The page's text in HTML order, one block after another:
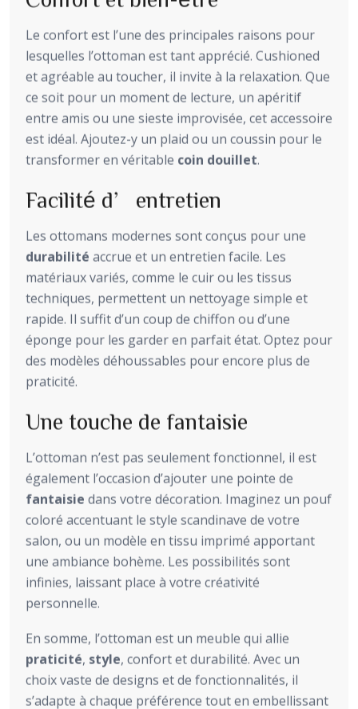
Le confort est l’une des principales raisons pour
lesquelles l’ottoman est tant apprécié. Cushioned
et agréable au toucher, il invite à la relaxation. Que
ce soit pour un moment de lecture, un apéritif
entre amis ou une sieste improvisée, cet accessoire
est idéal. Ajoutez-y un plaid ou un coussin pour le
transformer en véritable coin douillet.
Facilité d’entretien
Les ottomans modernes sont conçus pour une
durabilité accrue et un entretien facile. Les
matériaux variés, comme le cuir ou les tissus
techniques, permettent un nettoyage simple et
rapide. Il suffit d’un coup de chiffon ou d’une
éponge pour les garder en parfait état. Optez pour
des modèles déhoussables pour encore plus de
praticité.
Une touche de fantaisie
L’ottoman n’est pas seulement fonctionnel, il est
également l’occasion d’ajouter une pointe de
fantaisie dans votre décoration. Imaginez un pouf
coloré accentuant le style scandinave de votre
salon, ou un modèle en tissu imprimé apportant
une ambiance bohème. Les possibilités sont
infinies, laissant place à votre créativité
personnelle.
En somme, l’ottoman est un meuble qui allie
praticité, style, confort et durabilité. Avec un
choix vaste de designs et de fonctionnalités, il
s’adapte à chaque préférence tout en embellissant